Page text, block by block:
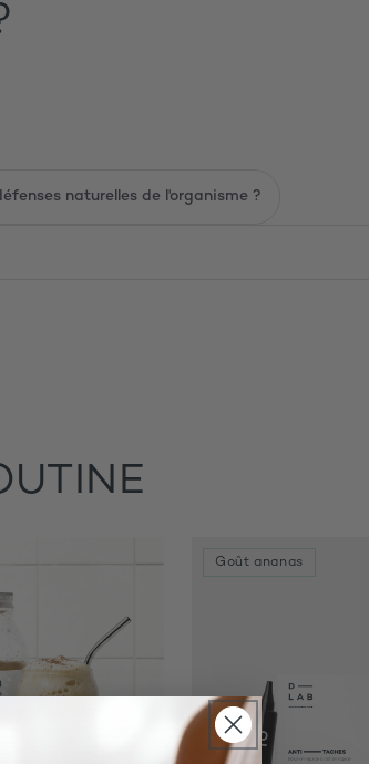
de Chine) pour faire face au stress
naturelles de l'organisme ?
Goût ananas